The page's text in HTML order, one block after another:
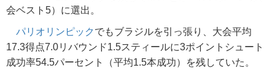
会ベスト5）に選出。
パリオリンピック でもブラジルを引っ張り、大会平均
17.3得点7.0リバウンド1.5スティールに3ポイントシュート
成功率54.5パーセント（平均1.5本成功）を残していた。